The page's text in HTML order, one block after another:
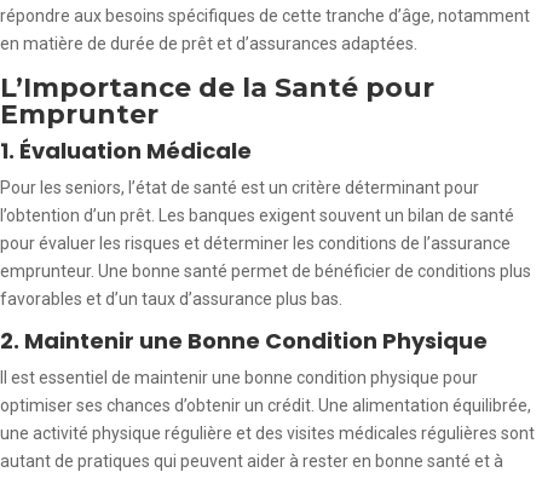
répondre aux besoins spécifiques de cette tranche d’âge, notamment
en matière de durée de prêt et d’assurances adaptées.
L’Importance de la Santé pour
Emprunter
1. Évaluation Médicale
Pour les seniors, l’état de santé est un critère déterminant pour
l’obtention d’un prêt. Les banques exigent souvent un bilan de santé
pour évaluer les risques et déterminer les conditions de l’assurance
emprunteur. Une bonne santé permet de bénéficier de conditions plus
favorables et d’un taux d’assurance plus bas.
2. Maintenir une Bonne Condition Physique
Il est essentiel de maintenir une bonne condition physique pour
optimiser ses chances d’obtenir un crédit. Une alimentation équilibrée,
une activité physique régulière et des visites médicales régulières sont
autant de pratiques qui peuvent aider à rester en bonne santé et à